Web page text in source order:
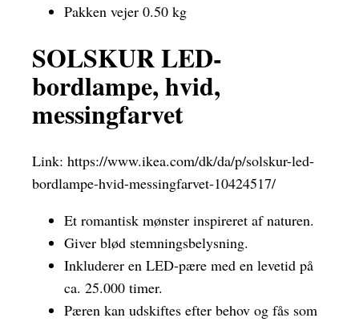
Pakken vejer 0.50 kg
SOLSKUR LED-
bordlampe, hvid,
messingfarvet
Link: https://www.ikea.com/dk/da/p/solskur-led-
bordlampe-hvid-messingfarvet-10424517/
Et romantisk mønster inspireret af naturen.
Giver blød stemningsbelysning.
Inkluderer en LED-pære med en levetid på
ca. 25.000 timer.
Pæren kan udskiftes efter behov og fås som